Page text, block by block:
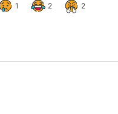
1 2 2